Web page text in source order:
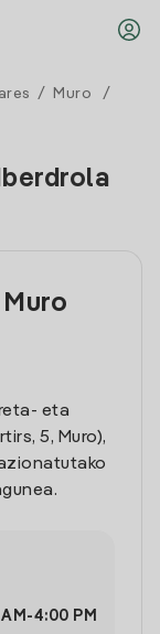
/ Muro
/
eta
5, Muro),
-4:00 PM